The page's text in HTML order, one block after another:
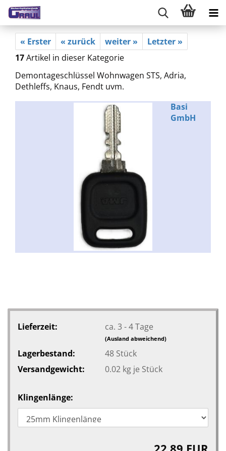
« Erster « zurück weiter »
Letzter »
17Artikel in dieser Kategorie
Demontageschlüssel Wohnwagen STS, Adria,
Dethleffs, Knaus, Fendt uvm.
Basi
GmbH
Lieferzeit: ca. 3 - 4 Tage
(Ausland abweichend)
Lagerbestand: 48 Stück
Versandgewicht:
0.02kg je Stück
Klingenlänge: